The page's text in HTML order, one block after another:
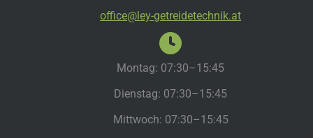
office@ley-getreidetechnik.at
Montag: 07:30–15:45
Dienstag: 07:30–15:45
Mittwoch: 07:30–15:45